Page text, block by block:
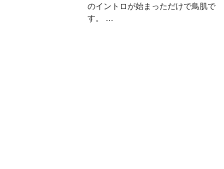
のイントロが始まっただけで鳥肌で
す。 …